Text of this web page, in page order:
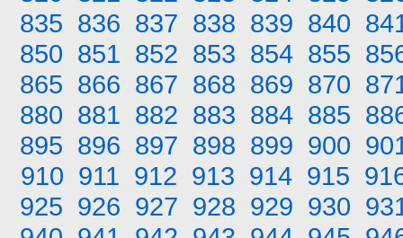
835 836 837 838 839 840
850 851 852 853 854 855
865 866 867 868 869 870
880 881 882 883 884 885
895 896 897 898 899 900
910 911 912 913 914 915
925 926 927 928 929 930